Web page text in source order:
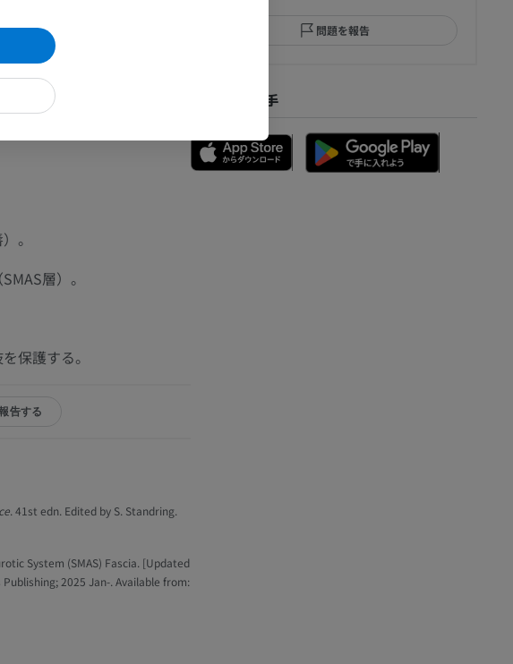
面・頸部にわたって連続す
。
層）。
保護する。
告する
. 41st edn. Edited by S. Standring.
System (SMAS) Fascia. [Updated
2025 Jan-. Available from:
足関節・後足部MRI
MRI
プレミアム
CT
下腿（動脈・骨）
無料
無料
問題を報告
アプリを入手